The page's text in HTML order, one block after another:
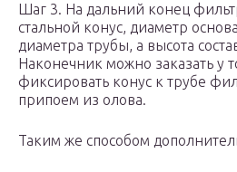
Шаг 3. На дальний конец
стальной конус, диаметр
диаметра трубы, а высота
Наконечник можно заказать у
фиксировать конус к трубе
припоем из олова.
Таким же способом